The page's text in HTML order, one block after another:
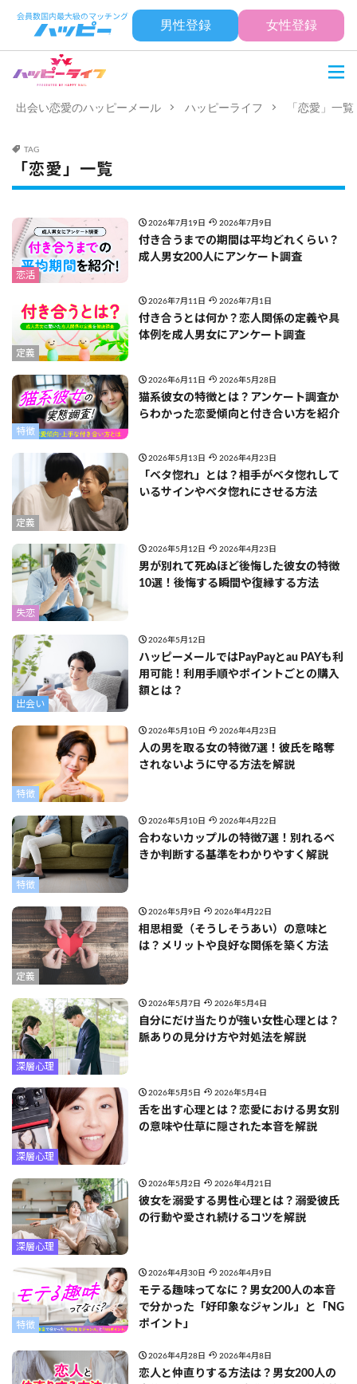
男性登録 女性登録
出会い恋愛のハッピーメール ハッピーライフ 「恋愛」一覧
TAG
「恋愛」一覧
恋活
2026年7月19日 2026年7月9日
付き合うまでの期間は平均どれくらい？
成人男女200人にアンケート調査
定義
2026年7月11日 2026年7月1日
付き合うとは何か？恋人関係の定義や具
体例を成人男女にアンケート調査
特徴
2026年6月11日 2026年5月28日
猫系彼女の特徴とは？アンケート調査か
らわかった恋愛傾向と付き合い方を紹介
定義
2026年5月13日 2026年4月23日
「ベタ惚れ」とは？相手がベタ惚れして
いるサインやベタ惚れにさせる方法
失恋
2026年5月12日 2026年4月23日
男が別れて死ぬほど後悔した彼女の特徴
10選！後悔する瞬間や復縁する方法
出会い
2026年5月12日
ハッピーメールではPayPayとau PAYも利
用可能！利用手順やポイントごとの購入
額とは？
特徴
2026年5月10日 2026年4月23日
人の男を取る女の特徴7選！彼氏を略奪
されないように守る方法を解説
特徴
2026年5月10日 2026年4月22日
合わないカップルの特徴7選！別れるべ
きか判断する基準をわかりやすく解説
定義
2026年5月9日 2026年4月22日
相思相愛（そうしそうあい）の意味と
は？メリットや良好な関係を築く方法
深層心理
2026年5月7日 2026年5月4日
自分にだけ当たりが強い女性心理とは？
脈ありの見分け方や対処法を解説
深層心理
2026年5月5日 2026年5月4日
舌を出す心理とは？恋愛における男女別
の意味や仕草に隠された本音を解説
深層心理
2026年5月2日 2026年4月21日
彼女を溺愛する男性心理とは？溺愛彼氏
の行動や愛され続けるコツを解説
特徴
2026年4月30日 2026年4月9日
モテる趣味ってなに？男女200人の本音
で分かった「好印象なジャンル」と「NG
ポイント」
2026年4月28日 2026年4月8日
恋人と仲直りする方法は？男女200人の